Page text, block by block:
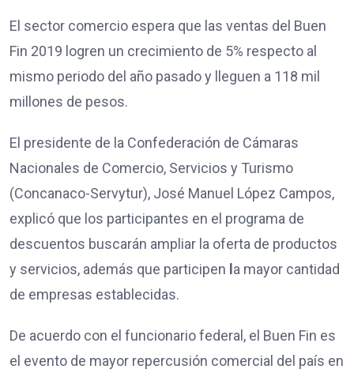
El sector comercio espera que las ventas del Buen
Fin 2019 logren un crecimiento de 5% respecto al
mismo periodo del año pasado y lleguen a 118 mil
millones de pesos.
El presidente de la Confederación de Cámaras
Nacionales de Comercio, Servicios y Turismo
(Concanaco-Servytur), José Manuel López Campos,
explicó que los participantes en el programa de
descuentos buscarán ampliar la oferta de productos
y servicios, además que participen a mayor cantidad
de empresas establecidas.
De acuerdo con el funcionario federal, el Buen Fin es
el evento de mayor repercusión comercial del país en